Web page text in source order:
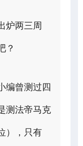
炉两三周
？
编曾测过四
测法帝马克
），只有